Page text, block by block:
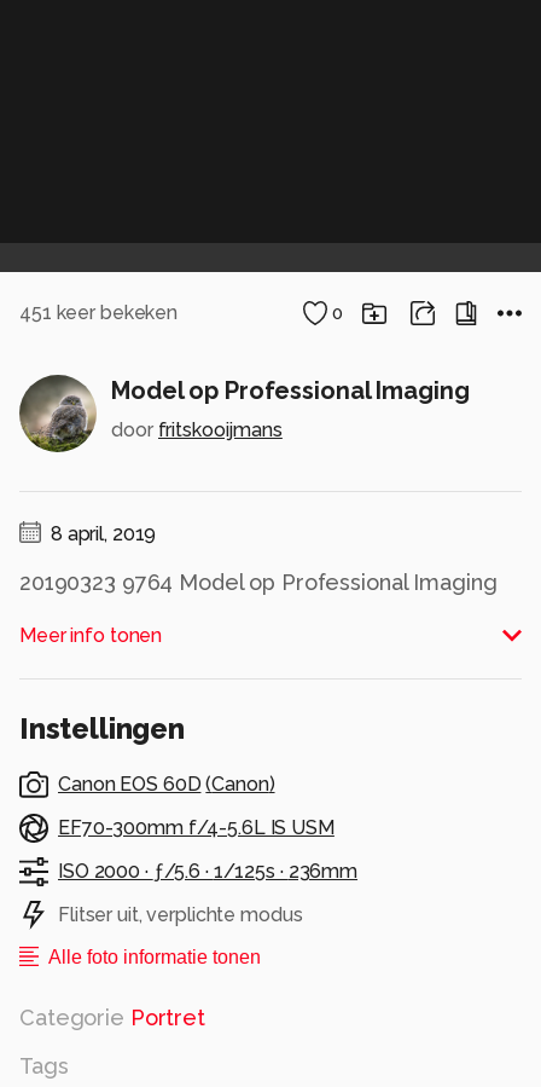
451 keer bekeken 0
Model op Professional Imaging
door fritskooijmans
8 april, 2019
20190323 9764 Model op Professional Imaging
Alle rechten voorbehouden
Meer info tonen
Instellingen
Canon EOS 60D (Canon)
EF70-300mm f/4-5.6L IS USM
ISO 2000 · ƒ/5.6 · 1/125s · 236mm
Flitser uit, verplichte modus
Alle foto informatie tonen
Categorie Portret
Tags